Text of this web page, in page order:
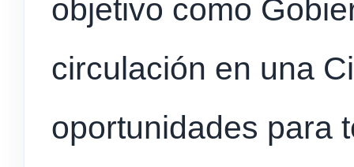
objetivo como
circulación en una
oportunidades para